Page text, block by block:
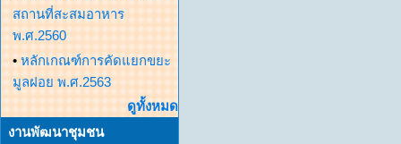
สถานที่สะสมอาหาร
พ.ศ.2560
• หลักเกณฑ์การคัดแยกขยะ
มูลฝอย พ.ศ.2563
ดูทั้งหมด
งานพัฒนาชุมชน